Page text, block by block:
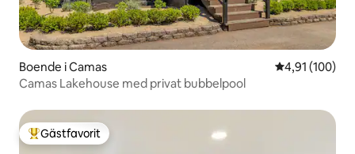
Boende i Camas 4,91 av 5 i
4,91 (100)
Camas Lakehouse med privat bubbelpool
Populär gästfavorit
Gästfavorit